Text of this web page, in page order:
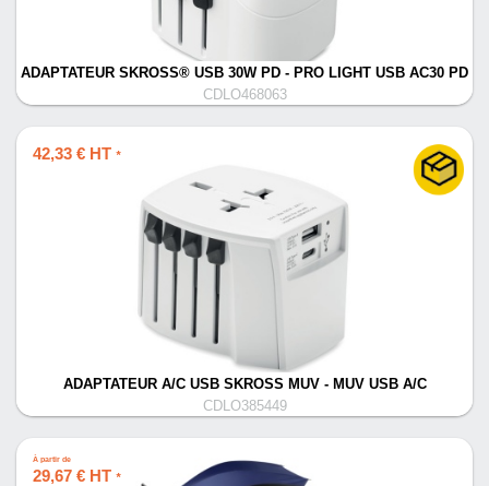
ADAPTATEUR SKROSS® USB 30W PD - PRO LIGHT USB AC30 PD
CDLO468063
42,33 € HT *
ADAPTATEUR A/C USB SKROSS MUV - MUV USB A/C
CDLO385449
À partir de
29,67 € HT *